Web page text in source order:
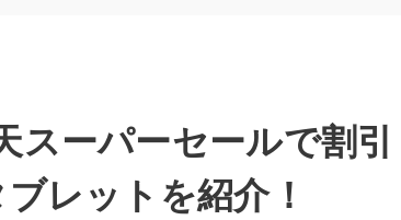
スーパーセールで割引
レットを紹介！